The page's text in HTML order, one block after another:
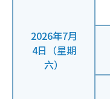
2026年7月
4日（星期
六）